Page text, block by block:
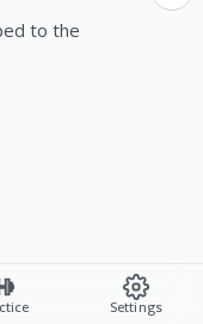
Settings
to the